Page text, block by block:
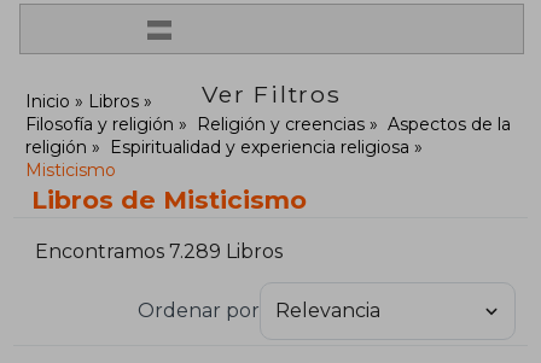
=
Ver Filtros
Inicio
Libros
Filosofía y religión
Religión y creencias
Aspectos de la
religión
Espiritualidad y experiencia religiosa
Misticismo
Libros de Misticismo
Encontramos 7.289 Libros
Ordenar por